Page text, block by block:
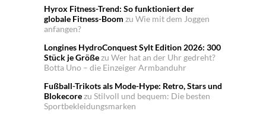
Hyrox Fitness-Trend: So funktioniert der
globale Fitness-Boom zu Wie mit dem Joggen
anfangen?
Longines HydroConquest Sylt Edition 2026: 300
Stück je Größezu Wer hat an der Uhr gedreht?
Botta Uno – die Einzeiger Armbanduhr
Fußball-Trikots als Mode-Hype: Retro, Stars und
Blokecorezu Stilvoll und bequem: Die besten
Sportbekleidungsmarken